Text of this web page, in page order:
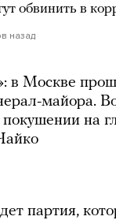
обвинить в
назад
Москве
майора.
покушении на
партия,